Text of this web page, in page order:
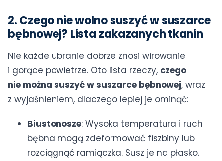
2. Czego nie wolno suszyć w suszarce
bębnowej? Lista zakazanych tkanin
Nie każde ubranie dobrze znosi wirowanie
i gorące powietrze. Oto lista rzeczy, czego
nie można suszyć w suszarce bębnowej, wraz
z wyjaśnieniem, dlaczego lepiej je ominąć:
Biustonosze: Wysoka temperatura i ruch
bębna mogą zdeformować fiszbiny lub
rozciągnąć ramiączka. Susz je na płasko.